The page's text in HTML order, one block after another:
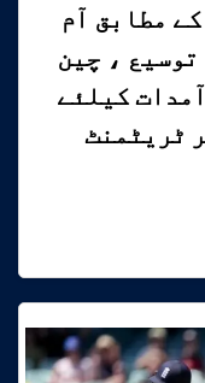
مطابق آم
، چین
کیلئے
ٹریٹمنٹ